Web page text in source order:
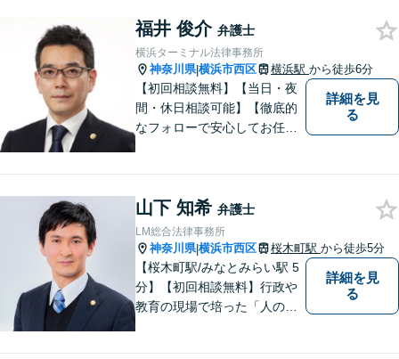
福井 俊介 弁護士
横浜ターミナル法律事務所
神奈川県|横浜市西区 横浜駅 から徒歩6分
【初回相談無料】【当日・夜
間・休日相談可能】【徹底的
なフォローで安心してお任せ
す。小さなお悩みから大きな
トラブルまでご相談くださ
い。
詳細を見
る
山下 知希 弁護士
LM総合法律事務所
神奈川県|横浜市西区 桜木町駅 から徒歩5分
【桜木町駅/みなとみらい駅 5
分】【初回相談無料】行政や
教育の現場で培った「人の話
詳細を見
る